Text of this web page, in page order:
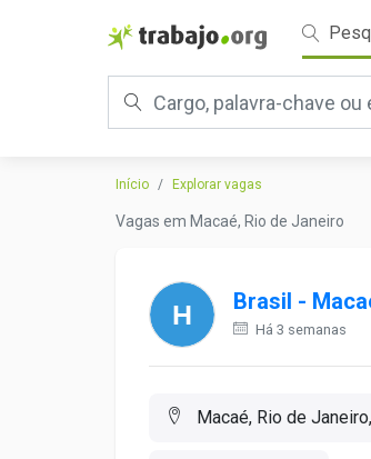
Início Explorar vagas
Vagas em Macaé, Rio de Janeiro
Brasil -
Há 3 semanas
Macaé, Rio de